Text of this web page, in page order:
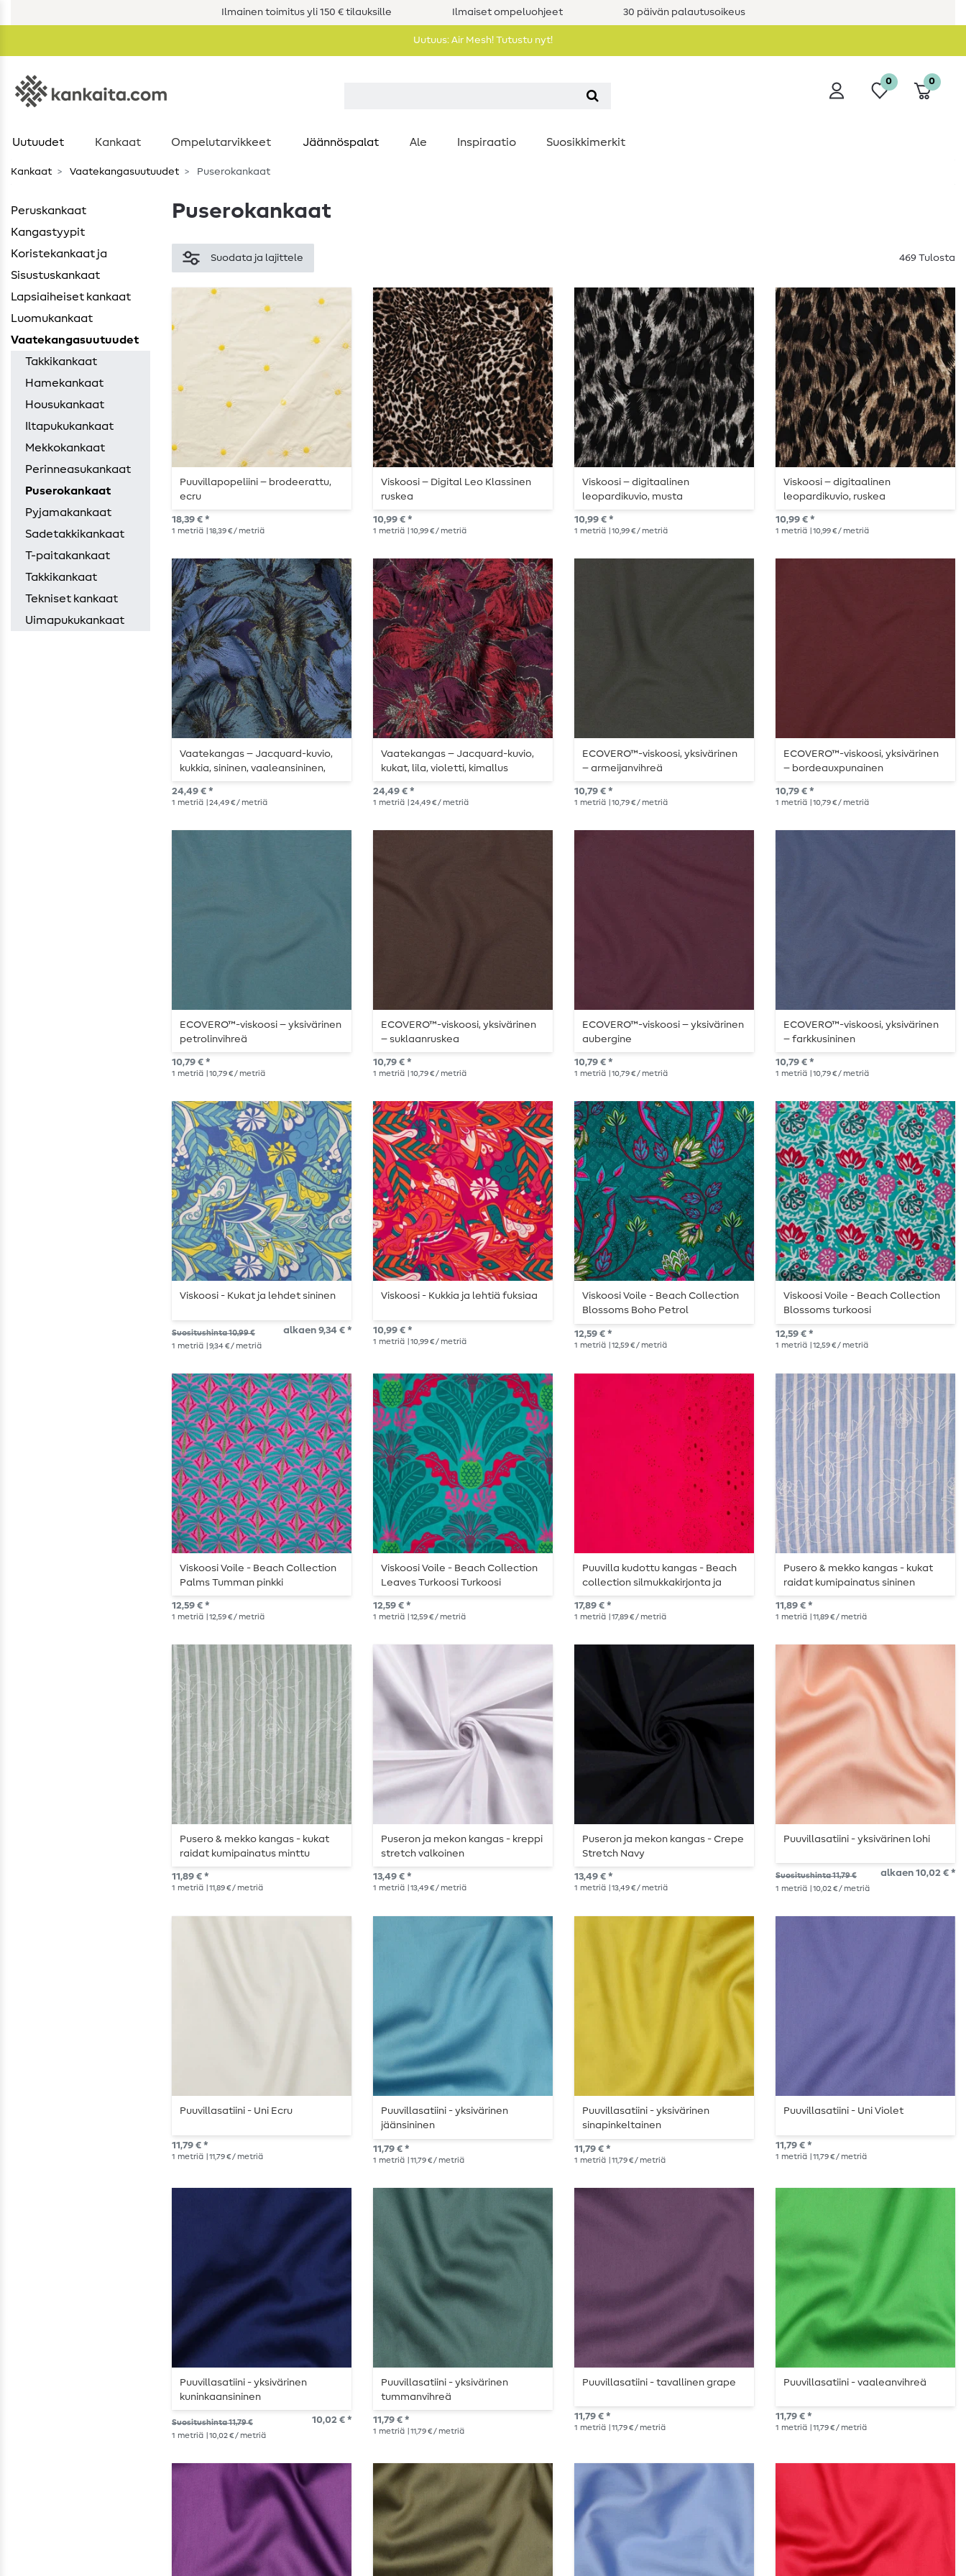
Ilmainen toimitus yli 150 € tilauksille Ilmaiset ompeluohjeet 30 päivän palautusoikeus
Uutuus: Air Mesh! Tutustu nyt!
0 0
Uutuudet Kankaat Ompelutarvikkeet Jäännöspalat Ale Inspiraatio Suosikkimerkit
Kankaat Vaatekangasuutuudet Puserokankaat
Peruskankaat
Kangastyypit
Koristekankaat ja
Sisustuskankaat
Lapsiaiheiset kankaat
Luomukankaat
Vaatekangasuutuudet
Takkikankaat
Hamekankaat
Housukankaat
Iltapukukankaat
Mekkokankaat
Perinneasukankaat
Puserokankaat
Pyjamakankaat
Sadetakkikankaat
T-paitakankaat
Takkikankaat
Tekniset kankaat
Uimapukukankaat
Puserokankaat
Suodata ja lajittele 469 Tulosta
Puuvillapopeliini – brodeerattu,
ecru
18,39 € *
1 metriä | 18,39 € / metriä
Viskoosi – Digital Leo Klassinen
ruskea
10,99 € *
1 metriä | 10,99 € / metriä
Viskoosi – digitaalinen
leopardikuvio, musta
10,99 € *
1 metriä | 10,99 € / metriä
Viskoosi – digitaalinen
leopardikuvio, ruskea
10,99 € *
1 metriä | 10,99 € / metriä
Vaatekangas – Jacquard-kuvio,
kukkia, sininen, vaaleansininen,
kimallus
24,49 € *
1 metriä | 24,49 € / metriä
Vaatekangas – Jacquard-kuvio,
kukat, lila, violetti, kimallus
24,49 € *
1 metriä | 24,49 € / metriä
ECOVERO™-viskoosi, yksivärinen
– armeijanvihreä
10,79 € *
1 metriä | 10,79 € / metriä
ECOVERO™-viskoosi, yksivärinen
– bordeauxpunainen
10,79 € *
1 metriä | 10,79 € / metriä
ECOVERO™-viskoosi – yksivärinen
petrolinvihreä
10,79 € *
1 metriä | 10,79 € / metriä
ECOVERO™-viskoosi, yksivärinen
– suklaanruskea
10,79 € *
1 metriä | 10,79 € / metriä
ECOVERO™-viskoosi – yksivärinen
aubergine
10,79 € *
1 metriä | 10,79 € / metriä
ECOVERO™-viskoosi, yksivärinen
– farkkusininen
10,79 € *
1 metriä | 10,79 € / metriä
Viskoosi - Kukat ja lehdet sininen
Suositushinta 10,99 € alkaen 9,34 € *
1 metriä | 9,34 € / metriä
Viskoosi - Kukkia ja lehtiä fuksiaa
10,99 € *
1 metriä | 10,99 € / metriä
Viskoosi Voile - Beach Collection
Blossoms Boho Petrol
12,59 € *
1 metriä | 12,59 € / metriä
Viskoosi Voile - Beach Collection
Blossoms turkoosi
12,59 € *
1 metriä | 12,59 € / metriä
Viskoosi Voile - Beach Collection
Palms Tumman pinkki
12,59 € *
1 metriä | 12,59 € / metriä
Viskoosi Voile - Beach Collection
Leaves Turkoosi Turkoosi
12,59 € *
1 metriä | 12,59 € / metriä
Puuvilla kudottu kangas - Beach
collection silmukkakirjonta ja
scalloped reuna fuksiaa
17,89 € *
1 metriä | 17,89 € / metriä
Pusero & mekko kangas - kukat
raidat kumipainatus sininen
11,89 € *
1 metriä | 11,89 € / metriä
Pusero & mekko kangas - kukat
raidat kumipainatus minttu
11,89 € *
1 metriä | 11,89 € / metriä
Puseron ja mekon kangas - kreppi
stretch valkoinen
13,49 € *
1 metriä | 13,49 € / metriä
Puseron ja mekon kangas - Crepe
Stretch Navy
13,49 € *
1 metriä | 13,49 € / metriä
Puuvillasatiini - yksivärinen lohi
Suositushinta 11,79 € alkaen 10,02 € *
1 metriä | 10,02 € / metriä
Puuvillasatiini - Uni Ecru
11,79 € *
1 metriä | 11,79 € / metriä
Puuvillasatiini - yksivärinen
jäänsininen
11,79 € *
1 metriä | 11,79 € / metriä
Puuvillasatiini - yksivärinen
sinapinkeltainen
11,79 € *
1 metriä | 11,79 € / metriä
Puuvillasatiini - Uni Violet
11,79 € *
1 metriä | 11,79 € / metriä
Puuvillasatiini - yksivärinen
kuninkaansininen
Suositushinta 11,79 € 10,02 € *
1 metriä | 10,02 € / metriä
Puuvillasatiini - yksivärinen
tummanvihreä
11,79 € *
1 metriä | 11,79 € / metriä
Puuvillasatiini - tavallinen grape
11,79 € *
1 metriä | 11,79 € / metriä
Puuvillasatiini - vaaleanvihreä
11,79 € *
1 metriä | 11,79 € / metriä